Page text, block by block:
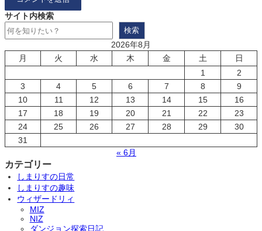
サイト内検索
検索
2026年8月
月
火 水 木 金 土
日
1
2
3
4 5 6 7 8
9
10
11 12 13 14 15
16
17
18 19 20 21 22
23
24
25 26 27 28 29
30
31
« 6月
カテゴリー
しまりすの日常
しまりすの趣味
ウィザードリィ
MIZ
NIZ
ダンジョン探索日記